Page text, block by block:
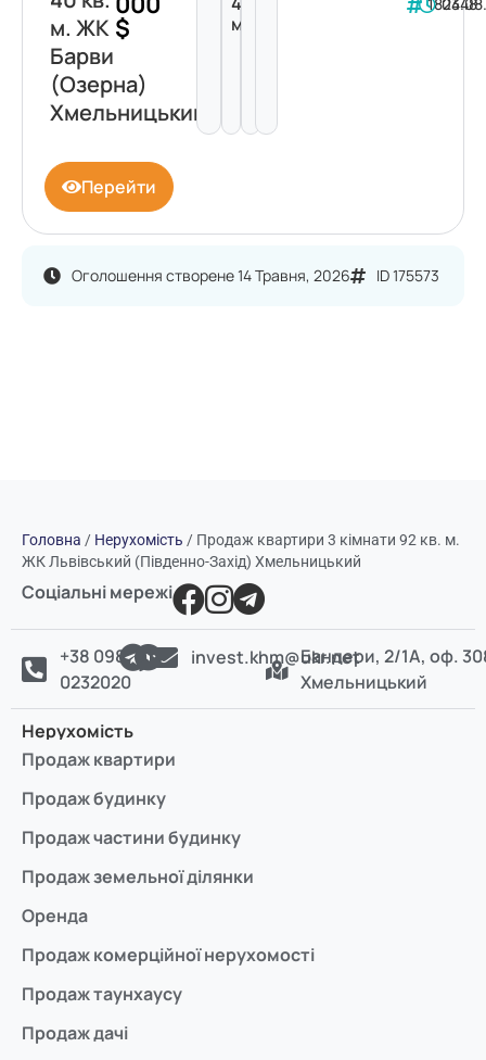
Оголошення створене 14 Травня, 2026 ID 175573
м. ЖК
Барви
(Озерна)
Хмельницький
$
м²
Перейти
Головна / Нерухомість / Продаж квартири 3 кімнати 92 кв. м.
ЖК Львівський (Південно-Захід) Хмельницький
Соціальні мережі
+38 098
0232020
invest.khm@ukr.netБандери, 2/1А, оф.
Хмельницький
Нерухомість
Продаж квартири
Продаж будинку
Продаж частини будинку
Продаж земельної ділянки
Оренда
Продаж комерційної нерухомості
Продаж таунхаусу
Продаж дачі